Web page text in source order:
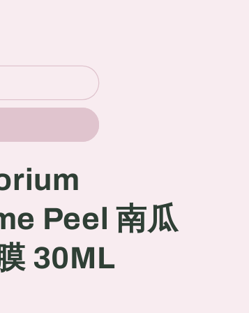
Peel 南瓜
30ML